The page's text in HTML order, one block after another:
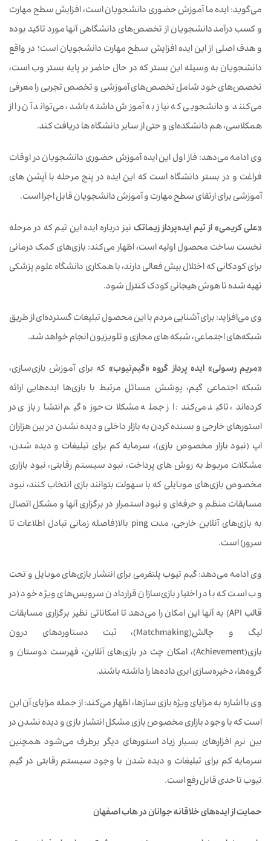
می‌گوید: ایده ما آموزش حضوری دانشجویان است، افزایش سطح مهارت
و کسب درآمد دانشجویان از تخصص‌های دانشگاهی آنها مورد تاکید بوده
و هدف اصلی از این ایده افزایش سطح مهارت دانشجویان است؛ در واقع
دانشجویان به وسیله این بستر که در حال حاضر بر پایه بستر وب است،
تخصص‌های خود شامل تخصص‌های آموزشی و تخصص تجربی را معرفی
می‌کنند و دانشجویی که نیاز به آموزش داشته باشد، می‌تواند آن را از
همکلاسی، هم دانشکده‌ای و حتی از سایر دانشگاه ها دریافت کند.
وی ادامه می‌دهد: فاز اول این ایده آموزش حضوری دانشجویان در اوقات
فراغت و در بستر دانشگاه است که این ایده در پنج مرحله با آپشن های
آموزشی برای ارتقای سطح مهارت و آموزش دانشجویان قابل اجرا است.
«علی کریمی» از تیم ایده‌پرداز زیماتک نیز درباره ایده این تیم که در مرحله
نخست ساخت محصول اولیه است، اظهار می‌کند: بازی‌های کمک درمانی
برای کودکانی که اختلال بیش فعالی دارند، با همکاری دانشگاه علوم پزشکی
تهیه شده تا هوش هیجانی کودک کنترل شود.
وی می‌افزاید: برای آشنایی مردم با این محصول تبلیغات گسترده‌ای از طریق
شبکه‌های اجتماعی، شبکه های مجازی و تلویزیون انجام خواهد شد.
«مریم رسولی» ایده پرداز گروه «گیم‌تیوب» که برای آموزش بازی‌سازی،
شبکه اجتماعی گیم، پوشش مسائل مرتبط با بازی‌ها ایده‌هایی ارائه
کرده‌اند، تاکید می‌کند: از جمله مشکلات حوزه گیم انتشار بازی در
استورهای خارجی و بسنده کردن به بازار داخلی و دیده نشدن در بین هزاران
اپ (نبود بازار مخصوص بازی)، سرمایه کم برای تبلیغات و دیده شدن،
مشکلات مربوط به روش های پرداخت، نبود سیستم رقابتی، نبود بازاری
مخصوص بازی‌های موبایلی که با سهولت بتوانند بازی انتخاب کنند، نبود
مسابقات منظم و حرفه‌ای و نبود استمرار در برگزاری آنها و مشکل اتصال
به بازی‌های آنلاین خارجی، مدت ping بالا(فاصله زمانی تبادل اطلاعات تا
سرور) است.
وی ادامه می‌دهد: گیم تیوب پلتفرمی برای انتشار بازی‌های موبایل و تحت
وب است که با در اختیار بازی‌سازان قراردادن سرویس‌های ویژه خود (در
قالب API) به آنها این امکان را می‌دهد تا امکاناتی نظیر برگزاری مسابقات
لیگ و چالش(Matchmaking)، ثبت دستاوردهای درون
بازی(Achievement)، امکان چت در بازی‌های آنلاین، فهرست دوستان و
گروه‌ها، دخیره‌سازی ابری داده‌ها را داشته باشند.
وی با اشاره به مزایای ویژه بازی سازها، اظهار می‌کند: از جمله مزایای آن این
است که با وجود بازاری مخصوص بازی مشکل انتشار بازی و دیده نشدن در
بین نرم افزارهای بسیار زیاد استورهای دیگر برطرف می‌شود همچنین
سرمایه کم برای تبلیغات و دیده شدن با وجود سیستم رقابتی در گیم
تیوب تا حدی قابل رفع است.
حمایت از ایده‌های خلاقانه جوانان در هاب اصفهان